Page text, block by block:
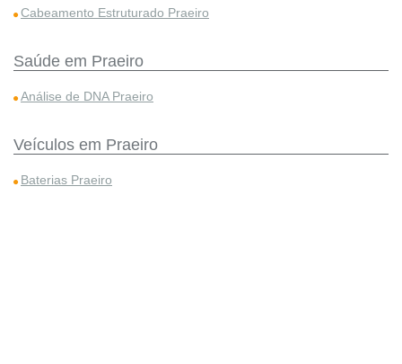
Cabeamento Estruturado Praeiro
Saúde em Praeiro
Análise de DNA Praeiro
Veículos em Praeiro
Baterias Praeiro